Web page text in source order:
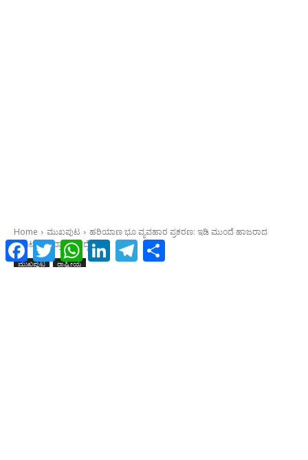
Facebook
TwitterWhatsAppLinkedInTelegram